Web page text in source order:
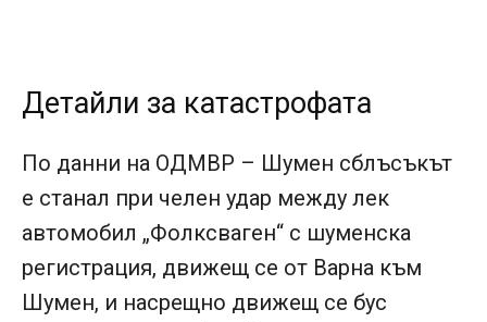
Детайли за катастрофата
По данни на ОДМВР – Шумен сблъсъкът
е станал при челен удар между лек
автомобил „Фолксваген“ с шуменска
регистрация, движещ се от Варна към
Шумен, и насрещно движещ се бус